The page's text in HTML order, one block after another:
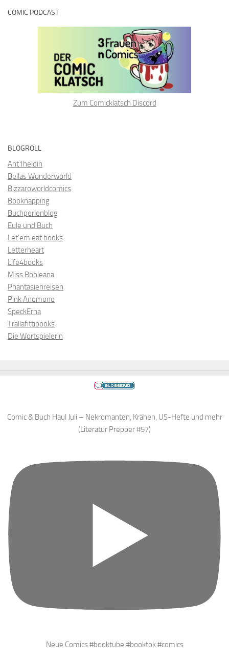
COMIC PODCAST
Zum Comicklatsch Discord
BLOGROLL
Ant1heldin
Bellas Wonderworld
Bizzaroworldcomics
Booknapping
Buchperlenblog
Eule und Buch
Let’em eat books
Letterheart
Life4books
Miss Booleana
Phantasienreisen
Pink Anemone
SpeckErna
Trallafittibooks
Die Wortspielerin
Comic & Buch Haul Juli – Nekromanten, Krähen, US-Hefte und mehr
(Literatur Prepper #57)
Neue Comics #booktube #booktok #comics